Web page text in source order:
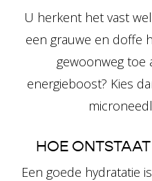
U herkent het vast
een grauwe en doffe
gewoonweg toe
energieboost? Kies
HOE
Een goede hydratatie